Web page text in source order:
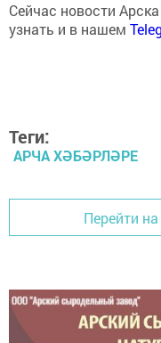
Сейчас новости
узнать и в нашем
Теги:
АРЧА ХӘБӘРЛӘРЕ
Перейти